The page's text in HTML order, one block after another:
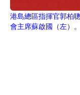
港島總區指揮官郭柏
會主席蘇啟國（左）。